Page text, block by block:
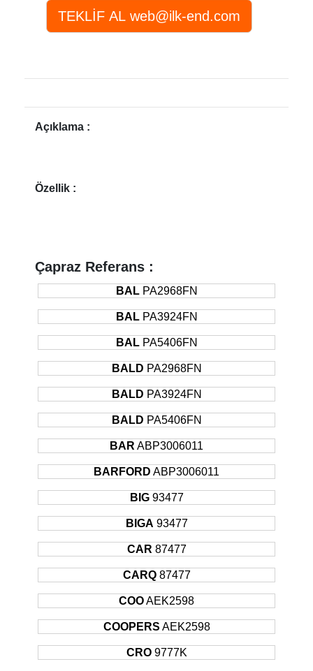
Açıklama :
Özellik :
Çapraz Referans :
BAL PA2968FN
BAL PA3924FN
BAL PA5406FN
BALD PA2968FN
BALD PA3924FN
BALD PA5406FN
BAR ABP3006011
BARFORD ABP3006011
BIG 93477
BIGA 93477
CAR 87477
CARQ 87477
COOAEK2598
COOPERS AEK2598
CRO 9777K